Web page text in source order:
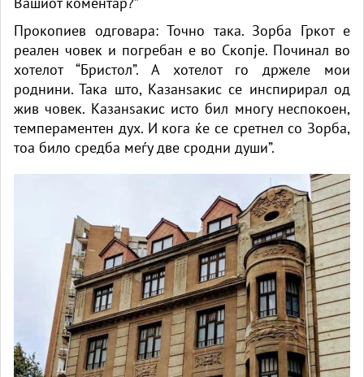
Прокопиев одговара: Точно така. Зорба Гркот е
реален човек и погребан е во Скопје. Починал во
хотелот “Бристол”. А хотелот го држеле мои
роднини. Така што, Казанѕакис се инспирирал од
жив човек. Казанѕакис исто бил многу неспокоен,
темпераментен дух. И кога ќе се сретнел со Зорба,
тоа било средба меѓу две сродни души”.